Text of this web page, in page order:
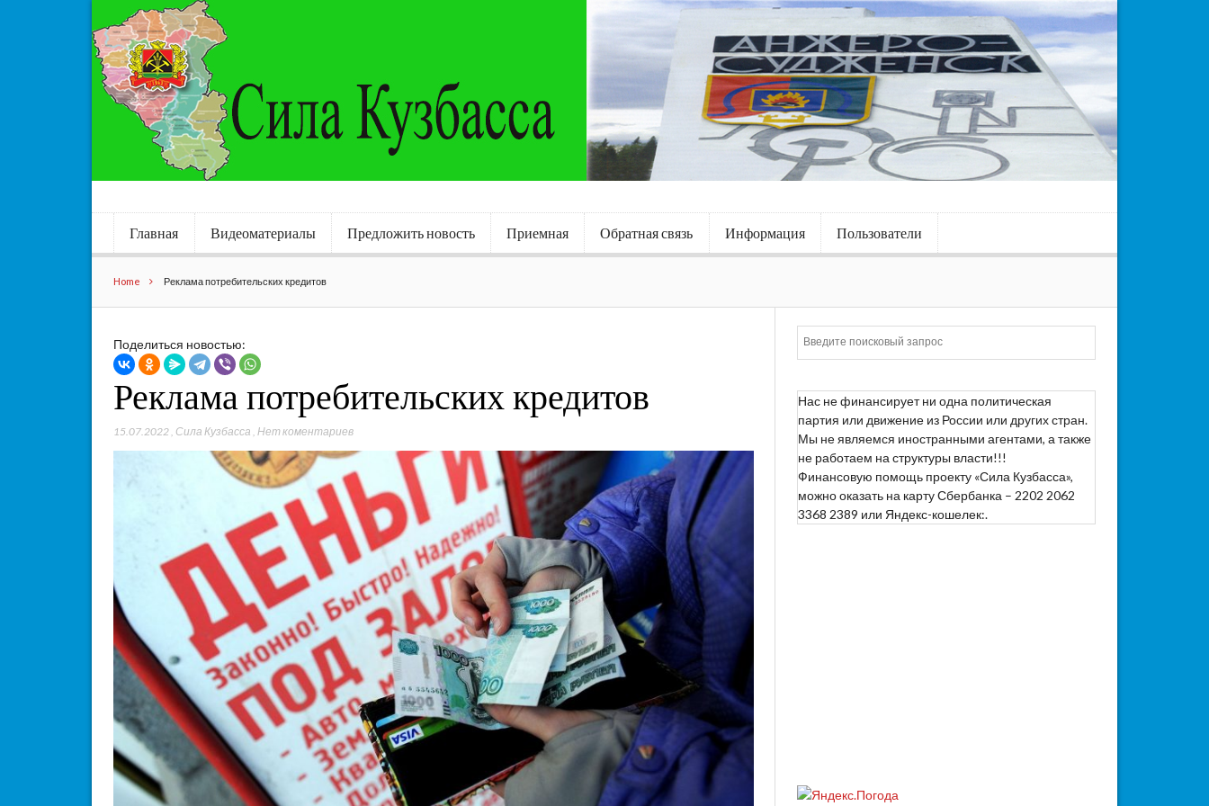
Главная Видеоматериалы Предложить новость Приемная Обратная связь Информация Пользователи
Home Реклама потребительских кредитов
Поделиться новостью:
Реклама потребительских кредитов
15.07.2022 Сила Кузбасса ,Нет коментариев
Нас не финансирует ни одна политическая
партия или движение из России или других стран.
Мы не являемся иностранными агентами, а также
не работаем на структуры власти!!!
Финансовую помощь проекту «Сила Кузбасса»,
можно оказать на карту Сбербанка – 2202 2062
3368 2389 или Яндекс-кошелек:.